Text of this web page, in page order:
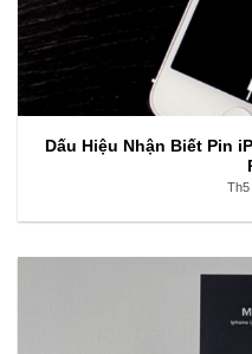
Dấu Hiệu Nhận Biết Pin
Th5